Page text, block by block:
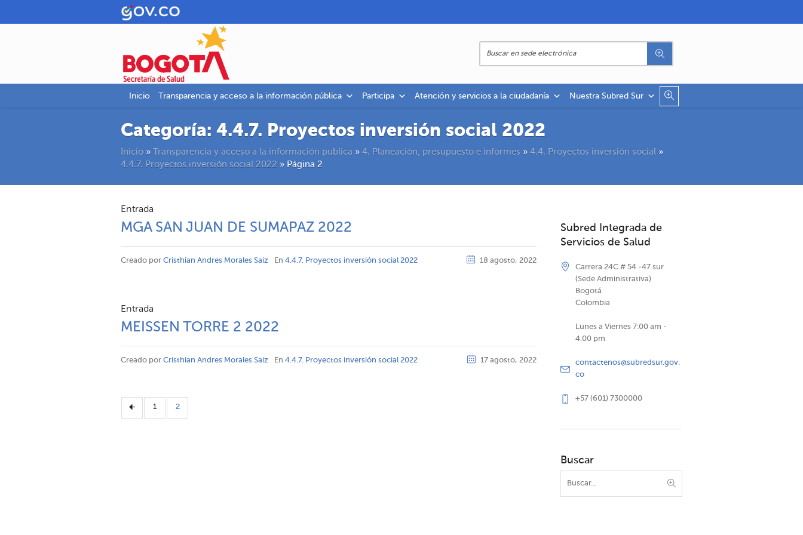
Inicio Transparencia y acceso a la información pública Participa Atención y servicios a la ciudadanía Nuestra Subred Sur
Categoría: 4.4.7. Proyectos inversión social 2022
Inicio » Transparencia y acceso a la información publica » 4. Planeación, presupuesto e informes » 4.4. Proyectos inversión social »
4.4.7. Proyectos inversión social 2022 » Página 2
Entrada
MGA SAN JUAN DE SUMAPAZ 2022
18 agosto, 2022
Creado por Cristhian Andres Morales Saiz En 4.4.7. Proyectos inversión social 2022
Entrada
MEISSEN TORRE 2 2022
17 agosto, 2022
Creado por Cristhian Andres Morales Saiz En 4.4.7. Proyectos inversión social 2022
1 2
Subred Integrada de
Servicios de Salud
Carrera 24C # 54 -47 sur
(Sede Administrativa)
Bogotá
Colombia
Lunes a Viernes 7:00 am -
4:00 pm
contactenos@subredsur.gov.
co
+57 (601) 7300000
Buscar